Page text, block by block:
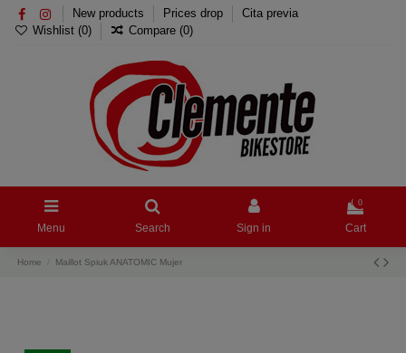
New products Prices drop
Cita previa
Wishlist (0) Compare (0)
Menu Search Sign in
0
Cart
Home Maillot Spiuk ANATOMIC Mujer